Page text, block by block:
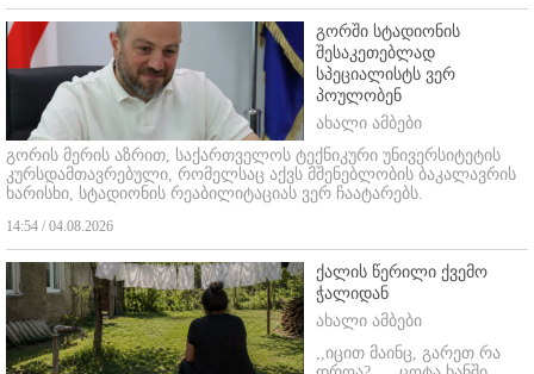
გორში სტადიონის
შესაკეთებლად
სპეციალისტს ვერ
პოულობენ
ახალი ამბები
გორის მერის აზრით, საქართველოს ტექნიკური უნივერსიტეტის
კურსდამთავრებული, რომელსაც აქვს მშენებლობის ბაკალავრის
ხარისხი, სტადიონის რეაბილიტაციას ვერ ჩაატარებს.
14:54 / 04.08.2026
ქალის წერილი ქვემო
ჭალიდან
ახალი ამბები
,,იცით მაინც, გარეთ რა